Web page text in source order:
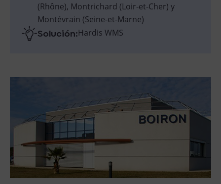
(Rhône), Montrichard (Loir-et-Cher) y
Montévrain (Seine-et-Marne)
Solución:Hardis WMS